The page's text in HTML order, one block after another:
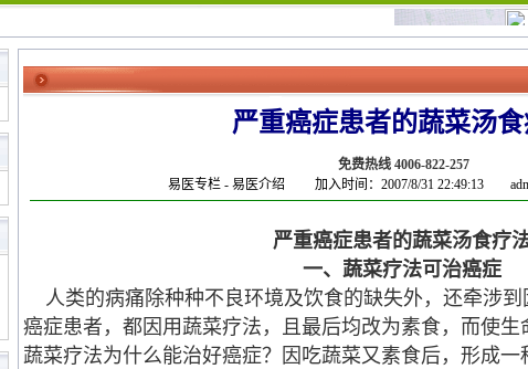
八卦化煞镜（大小
配套…
免费电话
严重癌症患者的蔬菜汤
免费热线 4006-822-257
易医专栏 - 易医介绍 加入时间：2007/8/31 22:49:13
严重癌症患者的蔬菜汤食疗
一、蔬菜疗法可治癌症
人类的病痛除种种不良环境及饮食的缺失外，还牵涉到
癌症患者，都因用蔬菜疗法，且最后均改为素食，而使生
蔬菜疗法为什么能治好癌症？因吃蔬菜又素食后，形成